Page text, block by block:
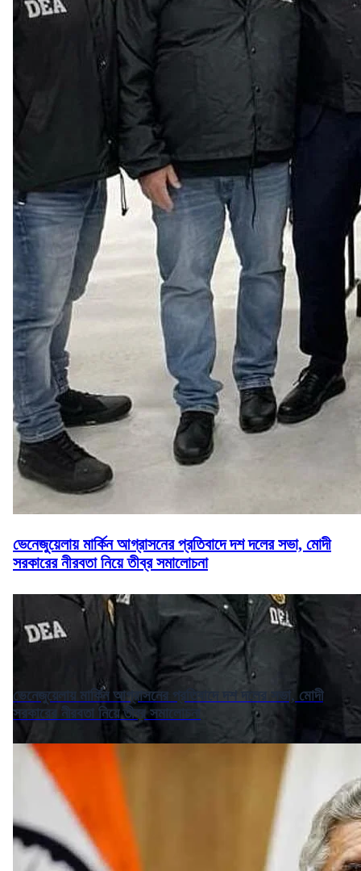
ভেনেজুয়েলায় মার্কিন আগ্রাসনের প্রতিবাদে দশ দলের সভা, মোদী
সরকারের নীরবতা নিয়ে তীব্র সমালোচনা
ভেনেজুয়েলায় মার্কিন আগ্রাসনের প্রতিবাদে দশ দলের সভা, মোদী
সরকারের নীরবতা নিয়ে তীব্র সমালোচনা